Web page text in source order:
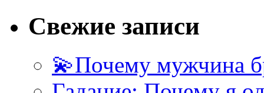
Свежие записи
💫Почему мужчина